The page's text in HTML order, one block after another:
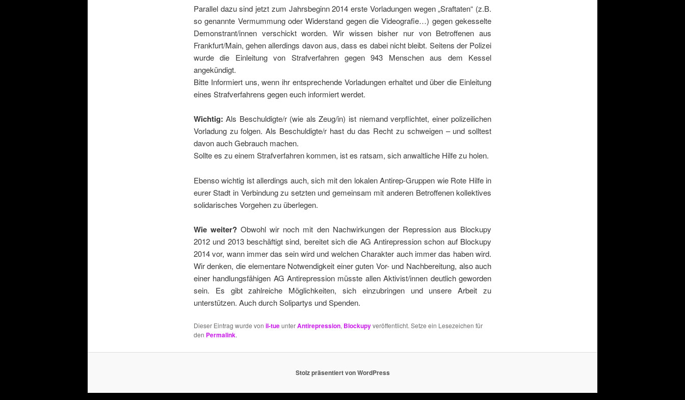
Parallel dazu sind jetzt zum Jahrsbeginn 2014 erste Vorladungen wegen „Sraftaten“ (z.B.
so genannte Vermummung oder Widerstand gegen die Videografie…) gegen gekesselte
Demonstrant/innen verschickt worden. Wir wissen bisher nur von Betroffenen aus
Frankfurt/Main, gehen allerdings davon aus, dass es dabei nicht bleibt. Seitens der Polizei
wurde die Einleitung von Strafverfahren gegen 943 Menschen aus dem Kessel
angekündigt.
Bitte Informiert uns, wenn ihr entsprechende Vorladungen erhaltet und über die Einleitung
eines Strafverfahrens gegen euch informiert werdet.
Wichtig: Als Beschuldigte/r (wie als Zeug/in) ist niemand verpflichtet, einer polizeilichen
Vorladung zu folgen. Als Beschuldigte/r hast du das Recht zu schweigen – und solltest
davon auch Gebrauch machen.
Sollte es zu einem Strafverfahren kommen, ist es ratsam, sich anwaltliche Hilfe zu holen.
Ebenso wichtig ist allerdings auch, sich mit den lokalen Antirep-Gruppen wie Rote Hilfe in
eurer Stadt in Verbindung zu setzten und gemeinsam mit anderen Betroffenen kollektives
solidarisches Vorgehen zu überlegen.
Wie weiter?Obwohl wir noch mit den Nachwirkungen der Repression aus Blockupy
2012 und 2013 beschäftigt sind, bereitet sich die AG Antirepression schon auf Blockupy
2014 vor, wann immer das sein wird und welchen Charakter auch immer das haben wird.
Wir denken, die elementare Notwendigkeit einer guten Vor- und Nachbereitung, also auch
einer handlungsfähigen AG Antirepression müsste allen Aktivist/innen deutlich geworden
sein. Es gibt zahlreiche Möglichkeiten, sich einzubringen und unsere Arbeit zu
unterstützen. Auch durch Solipartys und Spenden.
Dieser Eintrag wurde von il-tueunterAntirepression, Blockupyveröffentlicht. Setze ein Lesezeichen für
den Permalink.
Stolz präsentiert von WordPress